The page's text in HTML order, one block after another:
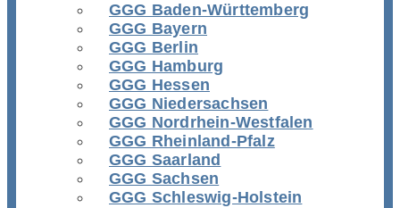
GGG Baden-Württemberg
GGG Bayern
GGG Berlin
GGG Hamburg
GGG Hessen
GGG Niedersachsen
GGG Nordrhein-Westfalen
GGG Rheinland-Pfalz
GGG Saarland
GGG Sachsen
GGG Schleswig-Holstein